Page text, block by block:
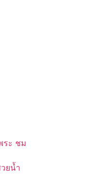
ระ ชม
ยน้ำ